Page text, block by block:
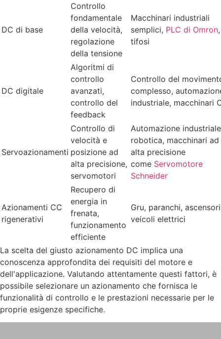
DC di base
Controllo
fondamentale
della velocità,
regolazione
della tensione
Macchinari industriali
semplici, PLC di Omron,
tifosi
DC digitale
Algoritmi di
controllo
avanzati,
controllo del
feedback
Controllo del
complesso,
industriale, macchinari
Servoazionamenti
Controllo di
velocità e
posizione ad
alta precisione,
servomotori
Automazione
robotica, macchinari ad
alta precisione
come Servomotore
Schneider
Azionamenti CC
rigenerativi
Recupero di
energia in
frenata,
funzionamento
efficiente
Gru, paranchi,
veicoli elettrici
La scelta del giusto azionamento DC implica una
conoscenza approfondita dei requisiti del motore e
dell'applicazione. Valutando attentamente questi fattori, è
possibile selezionare un azionamento che fornisca le
funzionalità di controllo e le prestazioni necessarie per le
proprie esigenze specifiche.